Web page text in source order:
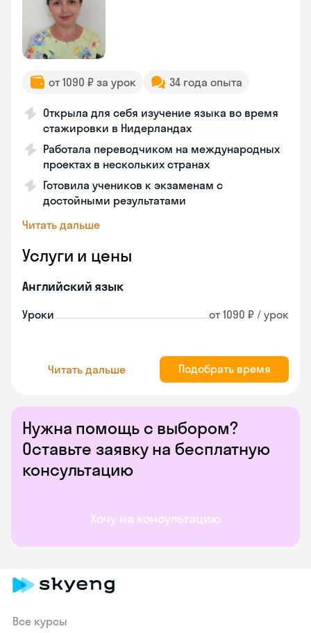
Нужна помощь с выбором?
Оставьте заявку на бесплатную
консультацию
Хочу на консультацию
от 1090 ₽ за урок 34 года опыта
Открыла для себя изучение языка во время
стажировки в Нидерландах
Работала переводчиком на международных
проектах в нескольких странах
Готовила учеников к экзаменам с
достойными результатами
Читать дальше
Услуги и цены
Английский язык
Уроки от 1090 ₽ / урок
Читать дальше Подобрать время
Все курсы